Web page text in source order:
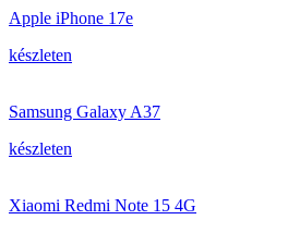
Apple iPhone 17e
készleten
Samsung Galaxy A37
készleten
Xiaomi Redmi Note 15 4G